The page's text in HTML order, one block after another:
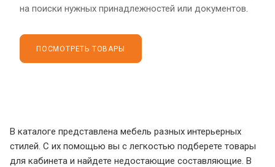
на поиски нужных принадлежностей или документов.
ПОСМОТРЕТЬ ТОВАРЫ
В каталоге представлена мебель разных интерьерных
стилей. С их помощью вы с легкостью подберете товары
для кабинета и найдете недостающие составляющие. В